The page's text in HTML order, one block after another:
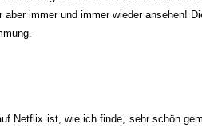
immer und immer wieder ansehen!
Netflix ist, wie ich finde, sehr schön